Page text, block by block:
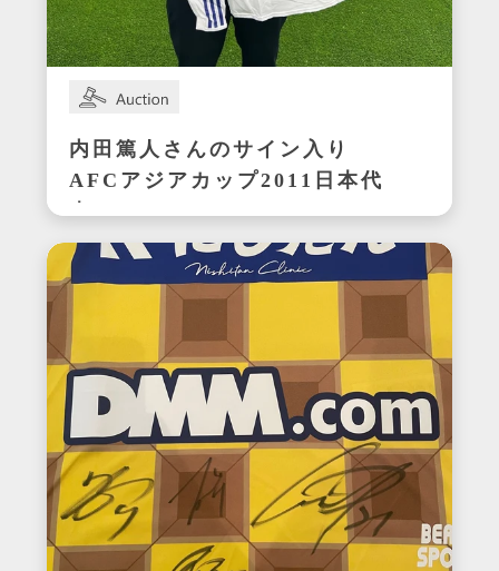
内田篤人さんのサイン入り
AFCアジアカップ2011日本代
表ユニフォーム